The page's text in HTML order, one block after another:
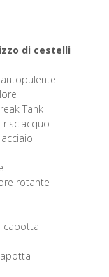
di cestelli
Tank
rotante
capotta